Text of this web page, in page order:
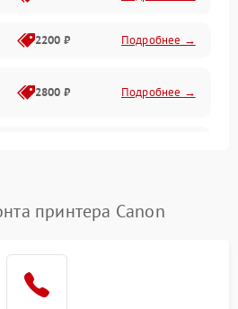
2200 ₽ Подробнее →
2800 ₽ Подробнее →
принтера Canon